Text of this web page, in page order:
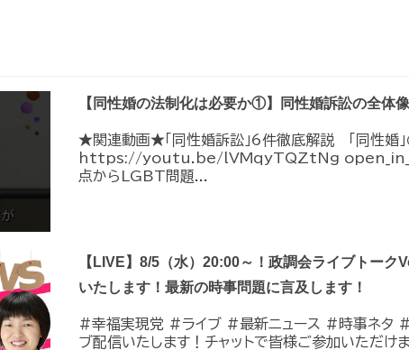
【同性婚の法制化は必要か①】同性婚訴訟の全体像
★関連動画★「同性婚訴訟」6件徹底解説 「同性婚
https://youtu.be/lVMqyTQZtNg
点からLGBT問題...
【LIVE】8/5（水）20:00～！政調会ライブトー
いたします！最新の時事問題に言及します！
#幸福実現党 #ライブ #最新ニュース #時事ネタ
ブ配信いたします！チャットで皆様ご参加いただけ